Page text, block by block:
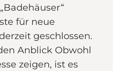
für neue
geschlossen.
Anblick Obwohl
zeigen, ist es